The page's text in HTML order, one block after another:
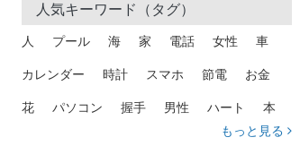
人気キーワード（タグ）
人 プール 海 家 電話 女性 車
カレンダー 時計 スマホ 節電 お金
花 パソコン 握手 男性 ハート 本
トラック 木
もっと見る